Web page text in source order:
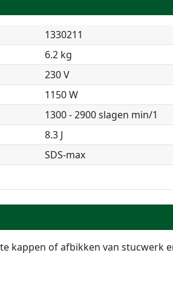
1330211
6.2 kg
230 V
1150 W
1300 - 2900 slagen min/1
8.3 J
SDS-max
kappen of afbikken van stucwerk